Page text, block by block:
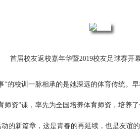
首届校友返校嘉年华暨2019校友足球赛开
的校训一脉相承的是她深远的体育传统。
资”课，率先为全国培养体育师资，培
的新篇章，这是青春的再延续，也是友谊的